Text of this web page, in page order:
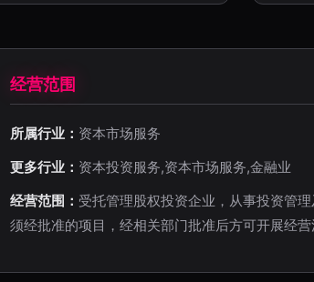
经营范围
所属行业： 资本市场服务
更多行业： 资本投资服务,资本市场服务,金融业
经营范围： 受托管理股权投资企业，从事投资管
须经批准的项目，经相关部门批准后方可开展经营